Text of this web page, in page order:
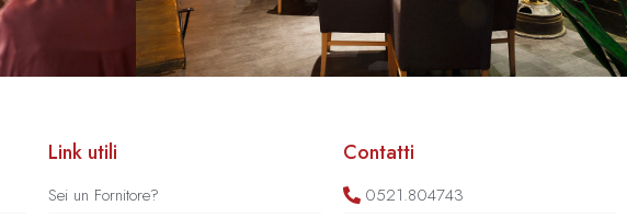
Link utili
Sei un Fornitore?
Contatti
0521.804743